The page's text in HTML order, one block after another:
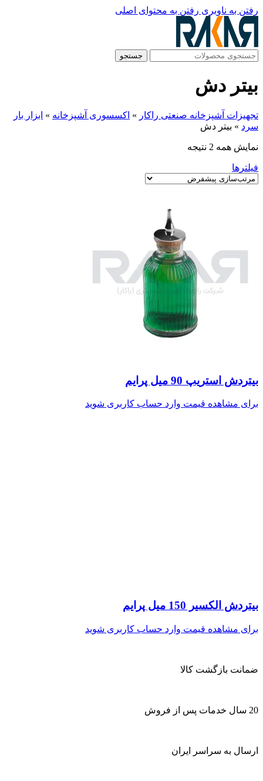
رفتن به ناوبری رفتن به محتوای اصلی
جستجو
بیتر دش
تجهیزات آشپزخانه صنعتی راکار » اکسسوری آشپزخانه » ابزار بار
سرد » بیتر دش
نمایش همه 2 نتیجه
فیلترها
بیتردش استریپ 90 میل پرایم
برای مشاهده قیمت وارد حساب کاربری شوید
بیتردش الکسیر 150 میل پرایم
برای مشاهده قیمت وارد حساب کاربری شوید
ضمانت بازگشت کالا
20 سال خدمات پس از فروش
ارسال به سراسر ایران